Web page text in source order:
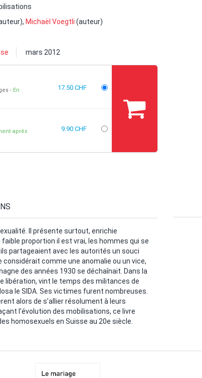
Michaël Voegtli (auteur)
mars 2012
En
17.50 CHF
après
9.90 CHF
Il présente surtout, enrichie
proportion il est vrai, les hommes qui se
partageaient avec les autorités un souci
considérait comme une anomalie ou un vice,
des années 1930 se déchaînait. Dans la
libération, vint le temps des militances de
le SIDA. Ses victimes furent nombreuses.
alors de s’allier résolument à leurs
l’évolution des mobilisations, ce livre
homosexuels en Suisse au 20e siècle.